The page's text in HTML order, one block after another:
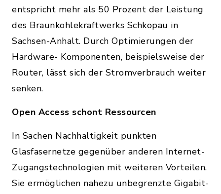
entspricht mehr als 50 Prozent der Leistung
des Braunkohlekraftwerks Schkopau in
Sachsen-Anhalt. Durch Optimierungen der
Hardware- Komponenten, beispielsweise der
Router, lässt sich der Stromverbrauch weiter
senken.
Open Access schont Ressourcen
In Sachen Nachhaltigkeit punkten
Glasfasernetze gegenüber anderen Internet-
Zugangstechnologien mit weiteren Vorteilen.
Sie ermöglichen nahezu unbegrenzte Gigabit-